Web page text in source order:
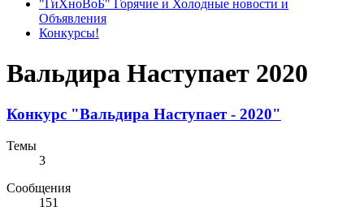
"ГиХноВоБ" Горячие и Холодные новости и
Объявления
Конкурсы!
Вальдира Наступает 2020
Конкурс "Вальдира Наступает - 2020"
Темы
3
Сообщения
151